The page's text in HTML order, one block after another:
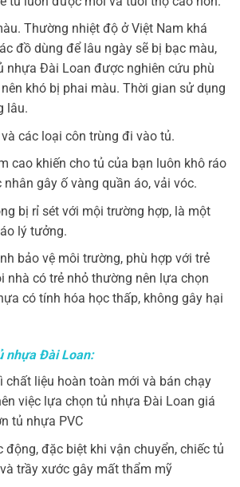
Thường nhiệt độ ở Việt Nam khá
đồ dùng để lâu ngày sẽ bị bạc màu,
nhựa Đài Loan được nghiên cứu phù
khó bị phai màu. Thời gian sử dụng
lâu.
các loại côn trùng đi vào tủ.
cao khiến cho tủ của bạn luôn khô ráo
gây ố vàng quần áo, vải vóc.
bị rỉ sét với mội trường hợp, là một
lý tưởng.
bảo vệ môi trường, phù hợp với trẻ
nhà có trẻ nhỏ thường nên lựa chọn
có tính hóa học thấp, không gây hại
nhựa Đài Loan:
chất liệu hoàn toàn mới và bán chạy
việc lựa chọn tủ nhựa Đài Loan giá
tủ nhựa PVC
động, đặc biệt khi vận chuyển, chiếc tủ
trầy xước gây mất thẩm mỹ